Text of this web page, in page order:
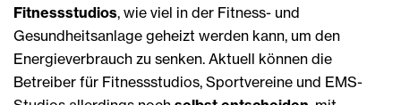
Fitnessstudios, wie viel in der Fitness- und
Gesundheitsanlage geheizt werden kann, um den
Energieverbrauch zu senken. Aktuell können die
Betreiber für Fitnessstudios, Sportvereine und EMS-